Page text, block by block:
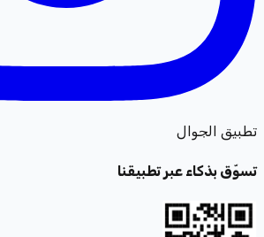
تطبيق الجوال
تسوّق بذكاء عبر تطبيقنا